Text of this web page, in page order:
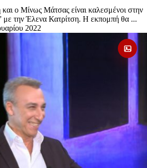
ο Μίνως Μάτσας είναι καλεσμένοι στην
την Έλενα Κατρίτση. Η εκπομπή θα ...
2022